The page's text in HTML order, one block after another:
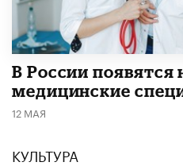
В России появятся
медицинские
12 МАЯ
КУЛЬТУРА